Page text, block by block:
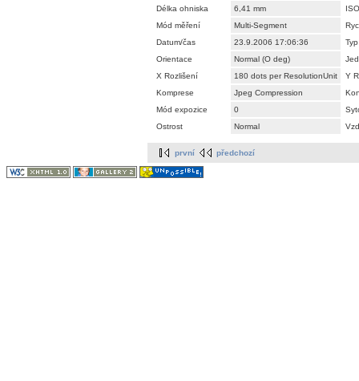
Délka ohniska
6,41 mm
ISO
Mód měření
Multi-Segment
Datum/čas
23.9.2006 17:06:36
Orientace
Normal (O deg)
X Rozlišení
180 dots per ResolutionUnit
Y
Komprese
Jpeg Compression
Mód expozice
0
Ostrost
Normal
první předchozí